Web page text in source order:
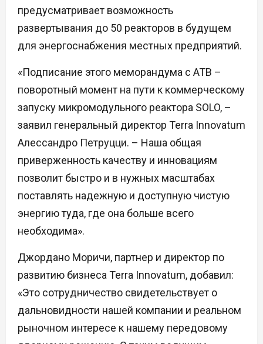
предусматривает возможность
развертывания до 50 реакторов в будущем
для энергоснабжения местных предприятий.
«Подписание этого меморандума с ATB –
поворотный момент на пути к коммерческому
запуску микромодульного реактора SOLO, –
заявил генеральный директор Terra Innovatum
Алессандро Петруцци. – Наша общая
приверженность качеству и инновациям
позволит быстро и в нужных масштабах
поставлять надежную и доступную чистую
энергию туда, где она больше всего
необходима».
Джордано Моричи, партнер и директор по
развитию бизнеса Terra Innovatum, добавил:
«Это сотрудничество свидетельствует о
дальновидности нашей компании и реальном
рыночном интересе к нашему передовому